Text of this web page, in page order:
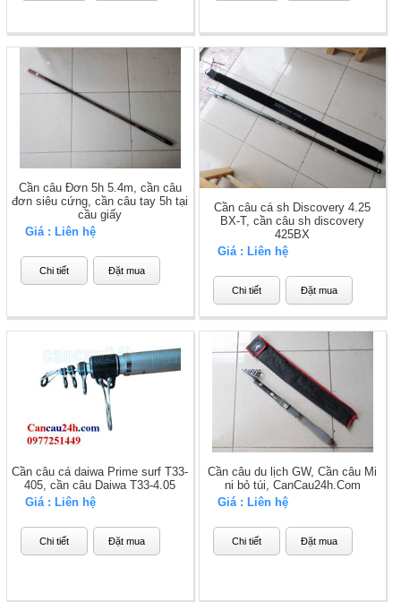
Cần câu Đơn 5h 5.4m, cần câu
đơn siêu cứng, cần câu tay 5h tại
cầu giấy
Giá : Liên hệ
Chi tiết Đặt mua
Cần câu cá sh Discovery 4.25
BX-T, cần câu sh discovery
425BX
Giá : Liên hệ
Chi tiết Đặt mua
Cần câu cá daiwa Prime surf T33-
405, cần câu Daiwa T33-4.05
Giá : Liên hệ
Chi tiết Đặt mua
Cần câu du lịch GW, Cần câu Mi
ni bỏ túi, CanCau24h.Com
Giá : Liên hệ
Chi tiết Đặt mua